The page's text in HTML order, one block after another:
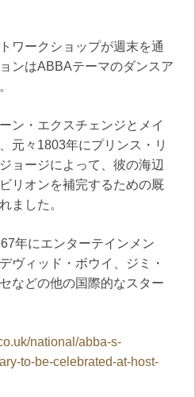
ワークショップが週末を通
ンはABBAテーマのダンスア
ン・エクスチェンジとメイ
元々1803年にプリンス・リ
ョージによって、彼の海辺
リオンを補完するための厩
ました。
年にエンターテインメン
ヴィッド・ボウイ、ジミ・
などの他の国際的なスター
national/abba-s-
to-be-celebrated-at-host-